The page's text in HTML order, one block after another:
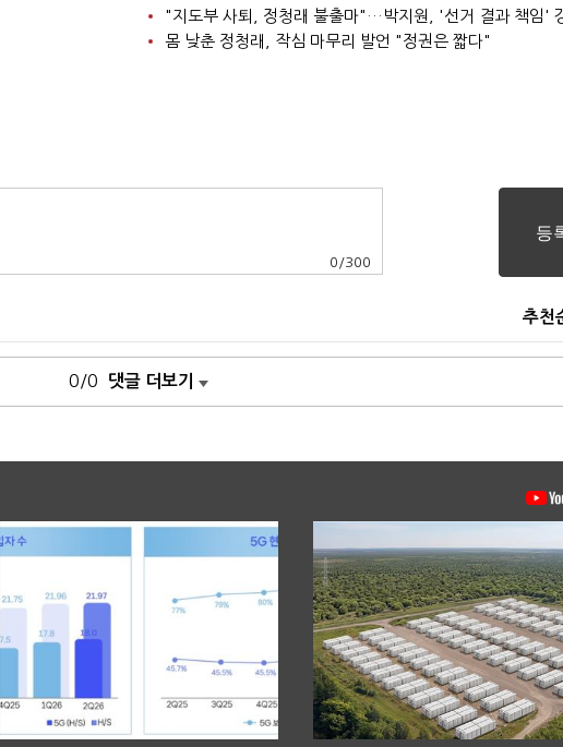
"지도부 사퇴, 정청래 불출마"…박지원, '선거 결과 책임'
몸 낮춘 정청래, 작심 마무리 발언 "정권은 짧다"
0 /300
추천
0/0 댓글 더보기